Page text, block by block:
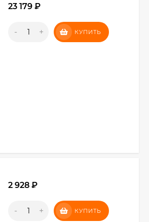
23 179 ₽
- + КУПИТЬ
2 928 ₽
- + КУПИТЬ